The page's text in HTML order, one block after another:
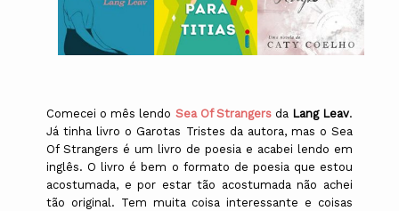
Comecei o mês lendo Sea Of Strangers da Lang Leav.
Já tinha livro o Garotas Tristes da autora, mas o Sea
Of Strangers é um livro de poesia e acabei lendo em
inglês. O livro é bem o formato de poesia que estou
acostumada, e por estar tão acostumada não achei
tão original. Tem muita coisa interessante e coisas